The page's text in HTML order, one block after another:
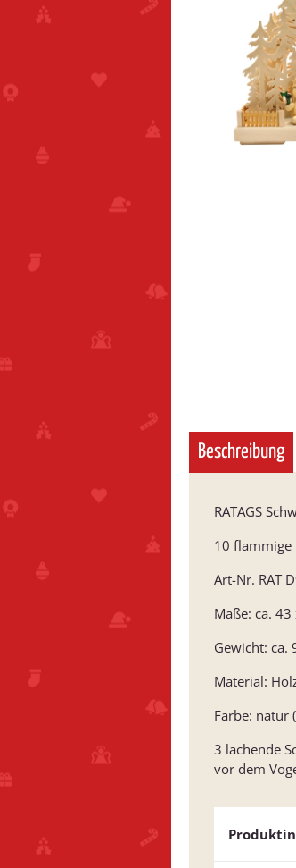
Beschreibung
RATAGS
10 flammige
Art-Nr. RAT
Maße: ca.
Gewicht: ca.
Material:
Farbe: natur
3 lachende
vor dem